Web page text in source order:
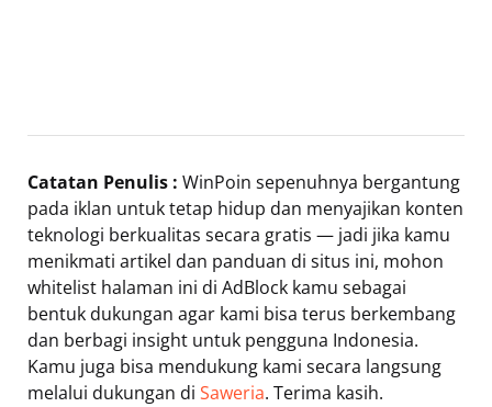
Catatan Penulis : WinPoin sepenuhnya bergantung
pada iklan untuk tetap hidup dan menyajikan konten
teknologi berkualitas secara gratis — jadi jika kamu
menikmati artikel dan panduan di situs ini, mohon
whitelist halaman ini di AdBlock kamu sebagai
bentuk dukungan agar kami bisa terus berkembang
dan berbagi insight untuk pengguna Indonesia.
Kamu juga bisa mendukung kami secara langsung
melalui dukungan di Saweria. Terima kasih.